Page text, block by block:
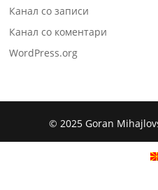
Канал со записи
Канал со коментари
WordPress.org
© 2025 Goran